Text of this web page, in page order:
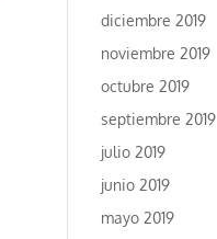
diciembre 2019
noviembre 2019
octubre 2019
septiembre 2019
julio 2019
junio 2019
mayo 2019